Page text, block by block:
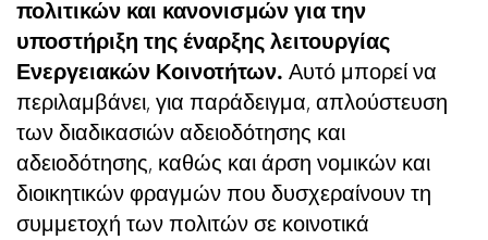
πολιτικών και κανονισμών για την
υποστήριξη της έναρξης λειτουργίας
Ενεργειακών Κοινοτήτων. Αυτό μπορεί να
περιλαμβάνει, για παράδειγμα, απλούστευση
των διαδικασιών αδειοδότησης και
αδειοδότησης, καθώς και άρση νομικών και
διοικητικών φραγμών που δυσχεραίνουν τη
συμμετοχή των πολιτών σε κοινοτικά